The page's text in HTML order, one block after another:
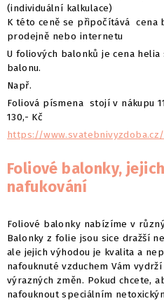
(individuální kalkulace)
K této ceně se připočítává cena
prodejně nebo internetu
U foliových balonků je cena
balonu.
Např.
Foliová písmena stojí v nákupu
130,- Kč
https://
Foliové balonky,
nafukování
Foliové balonky nabízíme v
Balonky z folie jsou sice dražší
ale jejich výhodou je kvalita a
nafouknuté vzduchem Vám
výrazných změn. Pokud chcete,
nafouknout speciálním